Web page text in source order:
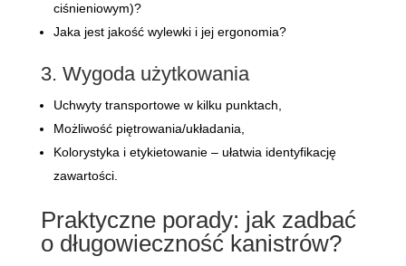
ciśnieniowym)?
Jaka jest jakość wylewki i jej ergonomia?
3. Wygoda użytkowania
Uchwyty transportowe w kilku punktach,
Możliwość piętrowania/układania,
Kolorystyka i etykietowanie – ułatwia identyfikację
zawartości.
Praktyczne porady: jak zadbać
o długowieczność kanistrów?